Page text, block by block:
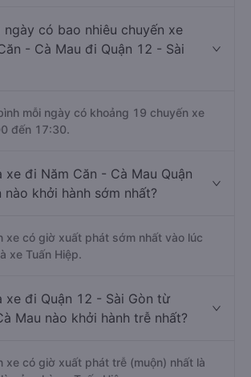
ngày có bao nhiêu chuyến xe
- Cà Mau đi Quận 12 - Sài
mỗi ngày có khoảng 19 chuyến xe
đến 17:30.
xe đi Năm Căn - Cà Mau Quận
nào khởi hành sớm nhất?
xe có giờ xuất phát sớm nhất vào lúc
xe Tuấn Hiệp.
xe đi Quận 12 - Sài Gòn từ
Mau nào khởi hành trễ nhất?
xe có giờ xuất phát trễ (muộn) nhất là